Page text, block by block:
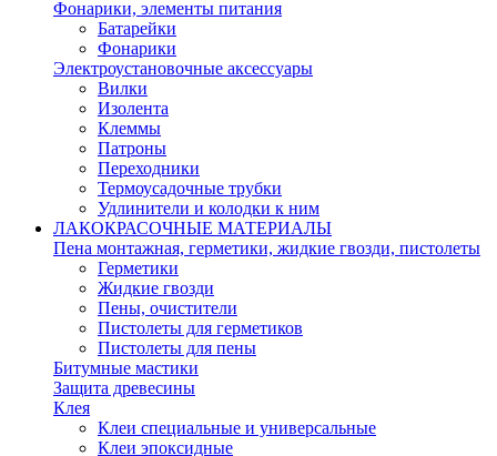
Фонарики, элементы питания
Батарейки
Фонарики
Электроустановочные аксессуары
Вилки
Изолента
Клеммы
Патроны
Переходники
Термоусадочные трубки
Удлинители и колодки к ним
ЛАКОКРАСОЧНЫЕ МАТЕРИАЛЫ
Пена монтажная, герметики, жидкие гвозди, пистолеты
Герметики
Жидкие гвозди
Пены, очистители
Пистолеты для герметиков
Пистолеты для пены
Битумные мастики
Защита древесины
Клея
Клеи специальные и универсальные
Клеи эпоксидные